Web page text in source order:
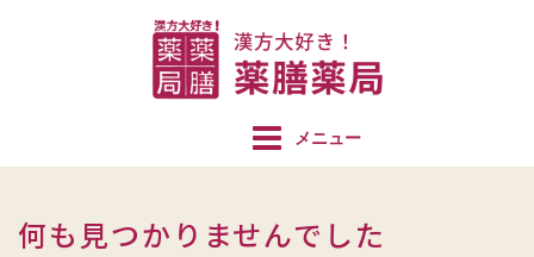
何も見つかりませんでした